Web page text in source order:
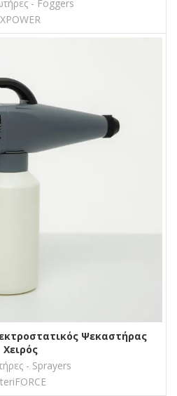
- Foggers
XPOWER
Ψεκαστήρας
Χειρός
- Sprayers